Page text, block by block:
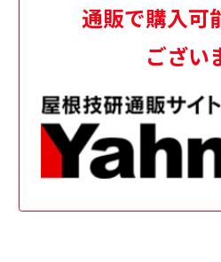
通販で購入可
ござい